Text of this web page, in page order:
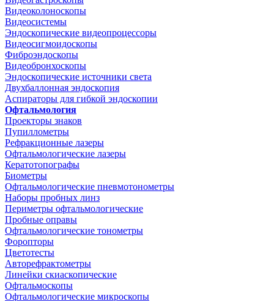
Видеоколоноскопы
Видеосистемы
Эндоскопические видеопроцессоры
Видеосигмоидоскопы
Фиброэндоскопы
Видеобронхоскопы
Эндоскопические источники света
Двухбаллонная эндоскопия
Аспираторы для гибкой эндоскопии
Офтальмология
Проекторы знаков
Пупиллометры
Рефракционные лазеры
Офтальмологические лазеры
Кератотопографы
Биометры
Офтальмологические пневмотонометры
Наборы пробных линз
Периметры офтальмологические
Пробные оправы
Офтальмологические тонометры
Форопторы
Цветотесты
Авторефрактометры
Линейки скиаскопические
Офтальмоскопы
Офтальмологические микроскопы